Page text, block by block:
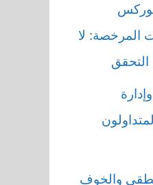
المرخصة: لا
التحقق
والخوف